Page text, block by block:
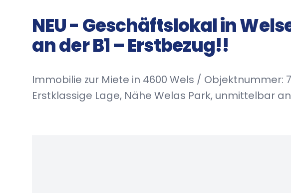
NEU - Geschäftslokal in
an der B1 – Erstbezug!!
Immobilie zur Miete in 4600 Wels / Objektnummer:
Erstklassige Lage, Nähe Welas Park, unmittelbar